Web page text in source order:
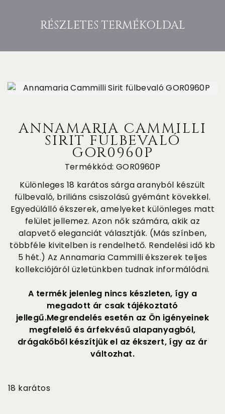
RÉSZLETES TERMÉKOLDAL
ANNAMARIA CAMMILLI
SIRIT FÜLBEVALÓ
GOR0960P
Termékkód: GOR0960P
Különleges 18 karátos sárga aranyból készült
fülbevaló, briliáns csiszolású gyémánt kövekkel.
Egyedülálló ékszerek, amelyeket különleges matt
felület jellemez. Azon nők számára, akik az
alapvető eleganciát választják. (Más színben,
többféle kivitelben is rendelhető. Rendelési idő kb
5 hét.) Az Annamaria Cammilli ékszerek teljes
kollekciójáról üzletünkben tudnak informálódni.
A termék jelenleg nincs készleten, így a
megadott ár csak tájékoztató
jellegű.Megrendelés esetén az Ön igényeinek
megfelelő és árfekvésű alapanyagból,
drágakőből készítjük el az ékszert, így az ár
változhat.
18 karátos